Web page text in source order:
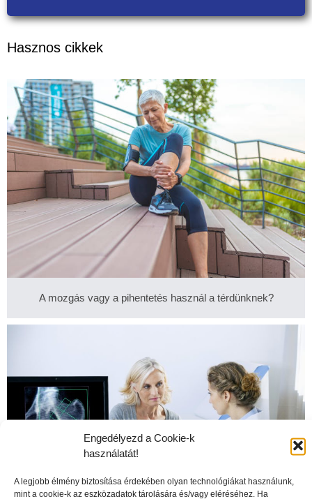
Engedélyezd a Cookie-k
használatát!
A legjobb élmény biztosítása érdekében olyan technológiákat használunk,
mint a cookie-k az eszközadatok tárolására és/vagy eléréséhez. Ha
Hasznos cikkek
A mozgás vagy a pihentetés használ a térdünknek?